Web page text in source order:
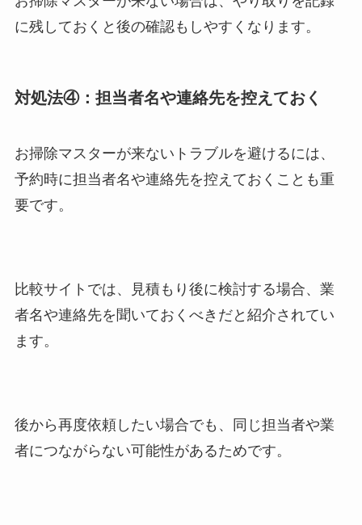
に残しておくと後の確認もしやすくなります。
対処法④：担当者名や連絡先を控えておく
お掃除マスターが来ないトラブルを避けるには、
予約時に担当者名や連絡先を控えておくことも重
要です。
比較サイトでは、見積もり後に検討する場合、業
者名や連絡先を聞いておくべきだと紹介されてい
ます。
後から再度依頼したい場合でも、同じ担当者や業
者につながらない可能性があるためです。